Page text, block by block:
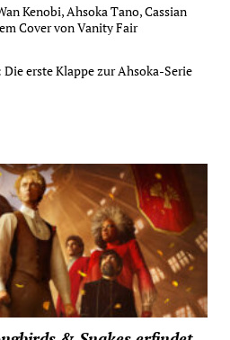
Kenobi, Ahsoka Tano, Cassian
Cover von Vanity Fair
erste Klappe zur Ahsoka-Serie